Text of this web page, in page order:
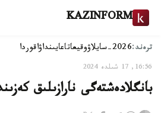
KAZINFORM
ترەند:2026-سايلاۋ وقيعاتاعايىنداۋاقوردا
16:56, 17 شىلدە 2024
بانگلادەشتەگى نارازىلىق كەزىندە 6 ادام قازا